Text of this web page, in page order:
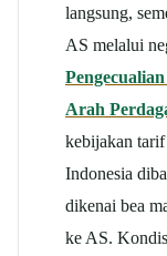
langsung,
AS melalui
Arah
kebijakan
Indonesia
dikenai bea
ke AS.